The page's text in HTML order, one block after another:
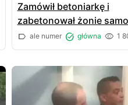
Zamówił betoniarkę i
zabetonował żonie
ale numer główna 1